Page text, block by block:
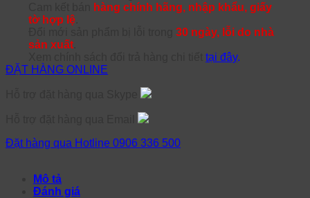
hàng chính hãng, nhập khẩu, giấy
tờ hợp lệ
30 ngày, lỗi do nhà
sản xuất
tại đây.
ĐẶT HÀNG ONLINE
Đặt hàng qua Hotline 0906 336 500
Mô tả
Đánh giá